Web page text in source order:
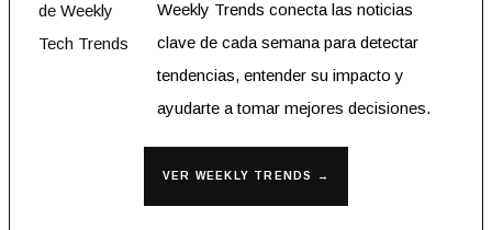
Weekly Trends conecta las noticias
clave de cada semana para detectar
tendencias, entender su impacto y
ayudarte a tomar mejores decisiones.
VER WEEKLY TRENDS →